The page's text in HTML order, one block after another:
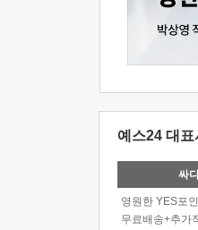
예스24 대
싸
영원한 YES포
무료배송+추가